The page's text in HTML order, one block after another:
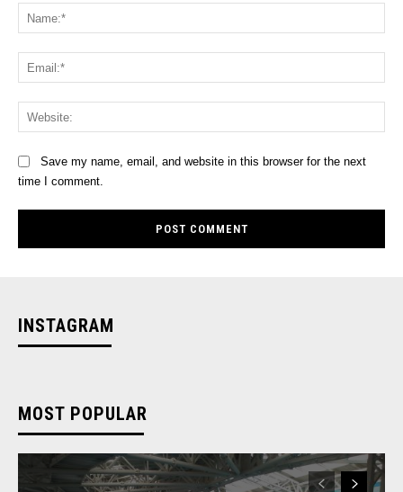
Save my name, email, and website in this browser for the next
time I comment.
INSTAGRAM
MOST POPULAR